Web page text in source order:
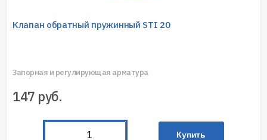
Клапан обратный пружинный STI 20
Запорная и регулирующая арматура
147 руб.
Купить